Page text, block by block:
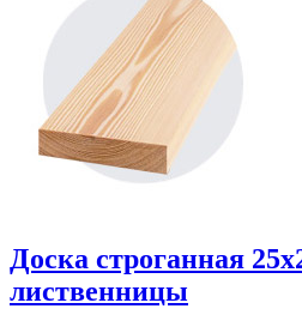
Доска строганная
лиственницы